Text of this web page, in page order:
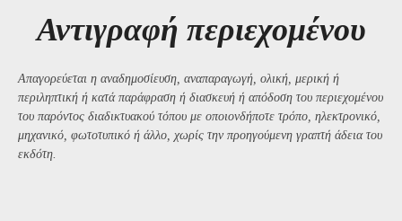
Αντιγραφή περιεχομένου
Απαγορεύεται η αναδημοσίευση, αναπαραγωγή, ολική, μερική ή
περιληπτική ή κατά παράφραση ή διασκευή ή απόδοση του περιεχομένου
του παρόντος διαδικτυακού τόπου με οποιονδήποτε τρόπο, ηλεκτρονικό,
μηχανικό, φωτοτυπικό ή άλλο, χωρίς την προηγούμενη γραπτή άδεια του
εκδότη.